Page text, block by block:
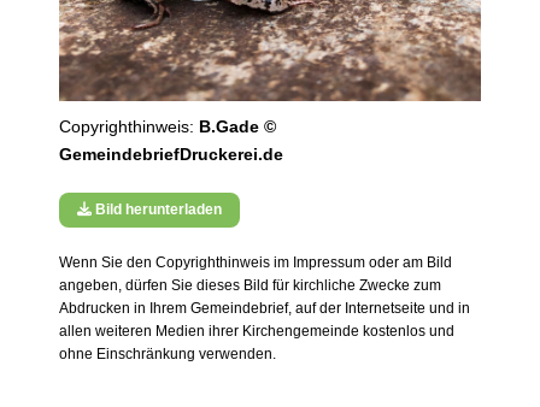
Copyrighthinweis: B.Gade ©
GemeindebriefDruckerei.de
Bild herunterladen
Wenn Sie den Copyrighthinweis im Impressum oder am Bild
angeben, dürfen Sie dieses Bild für kirchliche Zwecke zum
Abdrucken in Ihrem Gemeindebrief, auf der Internetseite und in
allen weiteren Medien ihrer Kirchengemeinde kostenlos und
ohne Einschränkung verwenden.